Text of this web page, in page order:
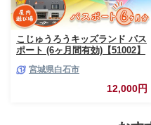
こじゅうろうキッズランド パス
ポート (6ヶ月間有効)【51002】
宮城県白石市
12,000円